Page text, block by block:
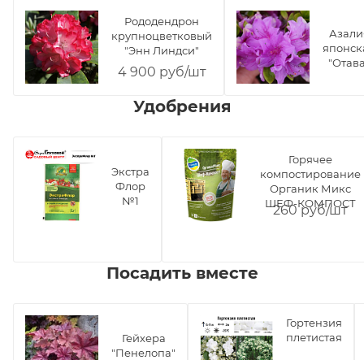
Рододендрон
крупноцветковый
"Энн Линдси"
4 900 руб/шт
Удобрения
Экстра
Флор
№1
Горячее
компостирование
Органик Микс
ШЕФ-КОМПОСТ
260 руб/шт
Посадить вместе
Гейхера
"Пенелопа"
Гортензия
плетистая